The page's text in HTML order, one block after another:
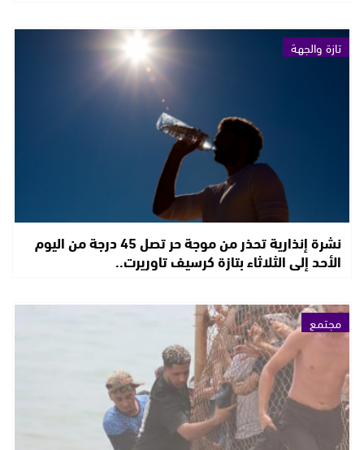
تازة والجهة
نشرة إنذارية تحذر من موجة حر تصل 45 درجة من اليوم
الأحد إلى الثلاثاء بتازة كرسيف تاوريرت..
مجتمع